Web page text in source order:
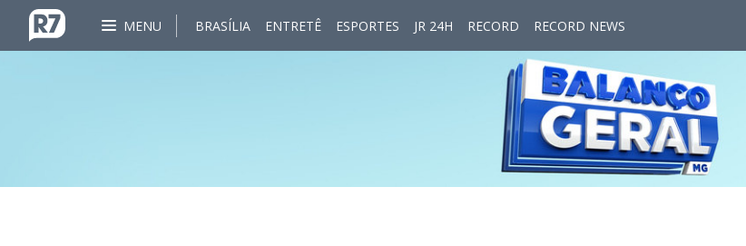
MENU BRASÍLIA ENTRETÊ ESPORTES JR 24H RECORD RECORD NEWS